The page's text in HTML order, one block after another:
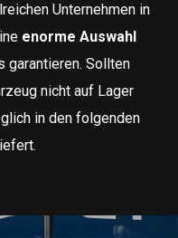
Unternehmen in
enorme Auswahl
garantieren. Sollten
nicht auf Lager
in den folgenden